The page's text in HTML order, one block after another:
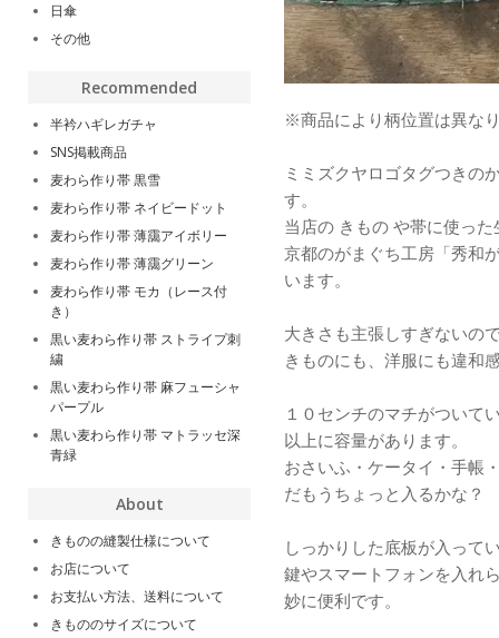
※商品により柄位置は異な
ミミズクヤロゴタグつきの
す。
当店の きもの や帯に使っ
京都のがまぐち工房「秀和
います。
大きさも主張しすぎないの
きものにも、洋服にも違和
１０センチのマチがついて
以上に容量があります。
おさいふ・ケータイ・手帳
だもうちょっと入るかな？
しっかりした底板が入って
鍵やスマートフォンを入れ
妙に便利です。
日傘
その他
Recommended
半衿ハギレガチャ
SNS掲載商品
麦わら作り帯 黒雪
麦わら作り帯 ネイビードット
麦わら作り帯 薄靄アイボリー
麦わら作り帯 薄靄グリーン
麦わら作り帯 モカ（レース付
き）
黒い麦わら作り帯 ストライプ刺
繍
黒い麦わら作り帯 麻フューシャ
パープル
黒い麦わら作り帯 マトラッセ深
青緑
About
きものの縫製仕様について
お店について
お支払い方法、送料について
きもののサイズについて